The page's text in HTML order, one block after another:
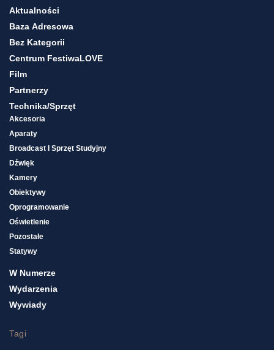
Aktualności
Baza Adresowa
Bez Kategorii
Centrum FestiwaLOVE
Film
Partnerzy
Technika/sprzęt
Akcesoria
Aparaty
Broadcast I Sprzęt Studyjny
Dźwięk
Kamery
Obiektywy
Oprogramowanie
Oświetlenie
Pozostałe
Statywy
W Numerze
Wydarzenia
Wywiady
Tagi